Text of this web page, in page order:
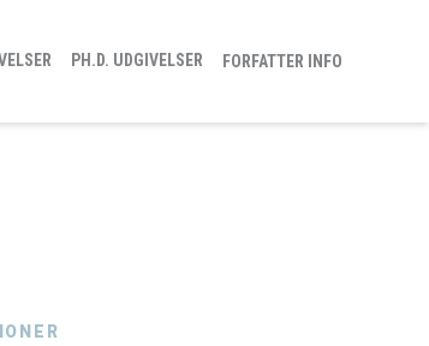
PH.D. UDGIVELSER FORFATTER INFO